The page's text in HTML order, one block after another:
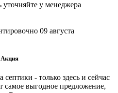
у менеджера
09 августа
Акция
- только здесь и сейчас
самое выгодное предложение,